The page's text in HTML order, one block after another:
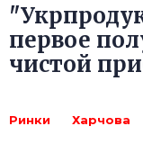
первое
чистой
Ринки Харчова